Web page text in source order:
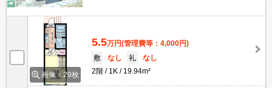
画像：29枚
5.5万円(管理費等：4,000円)
敷
なし 礼
なし
2階
1K 19.94m²